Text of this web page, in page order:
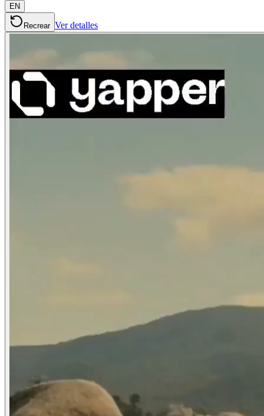
EN
Recrear Ver detalles